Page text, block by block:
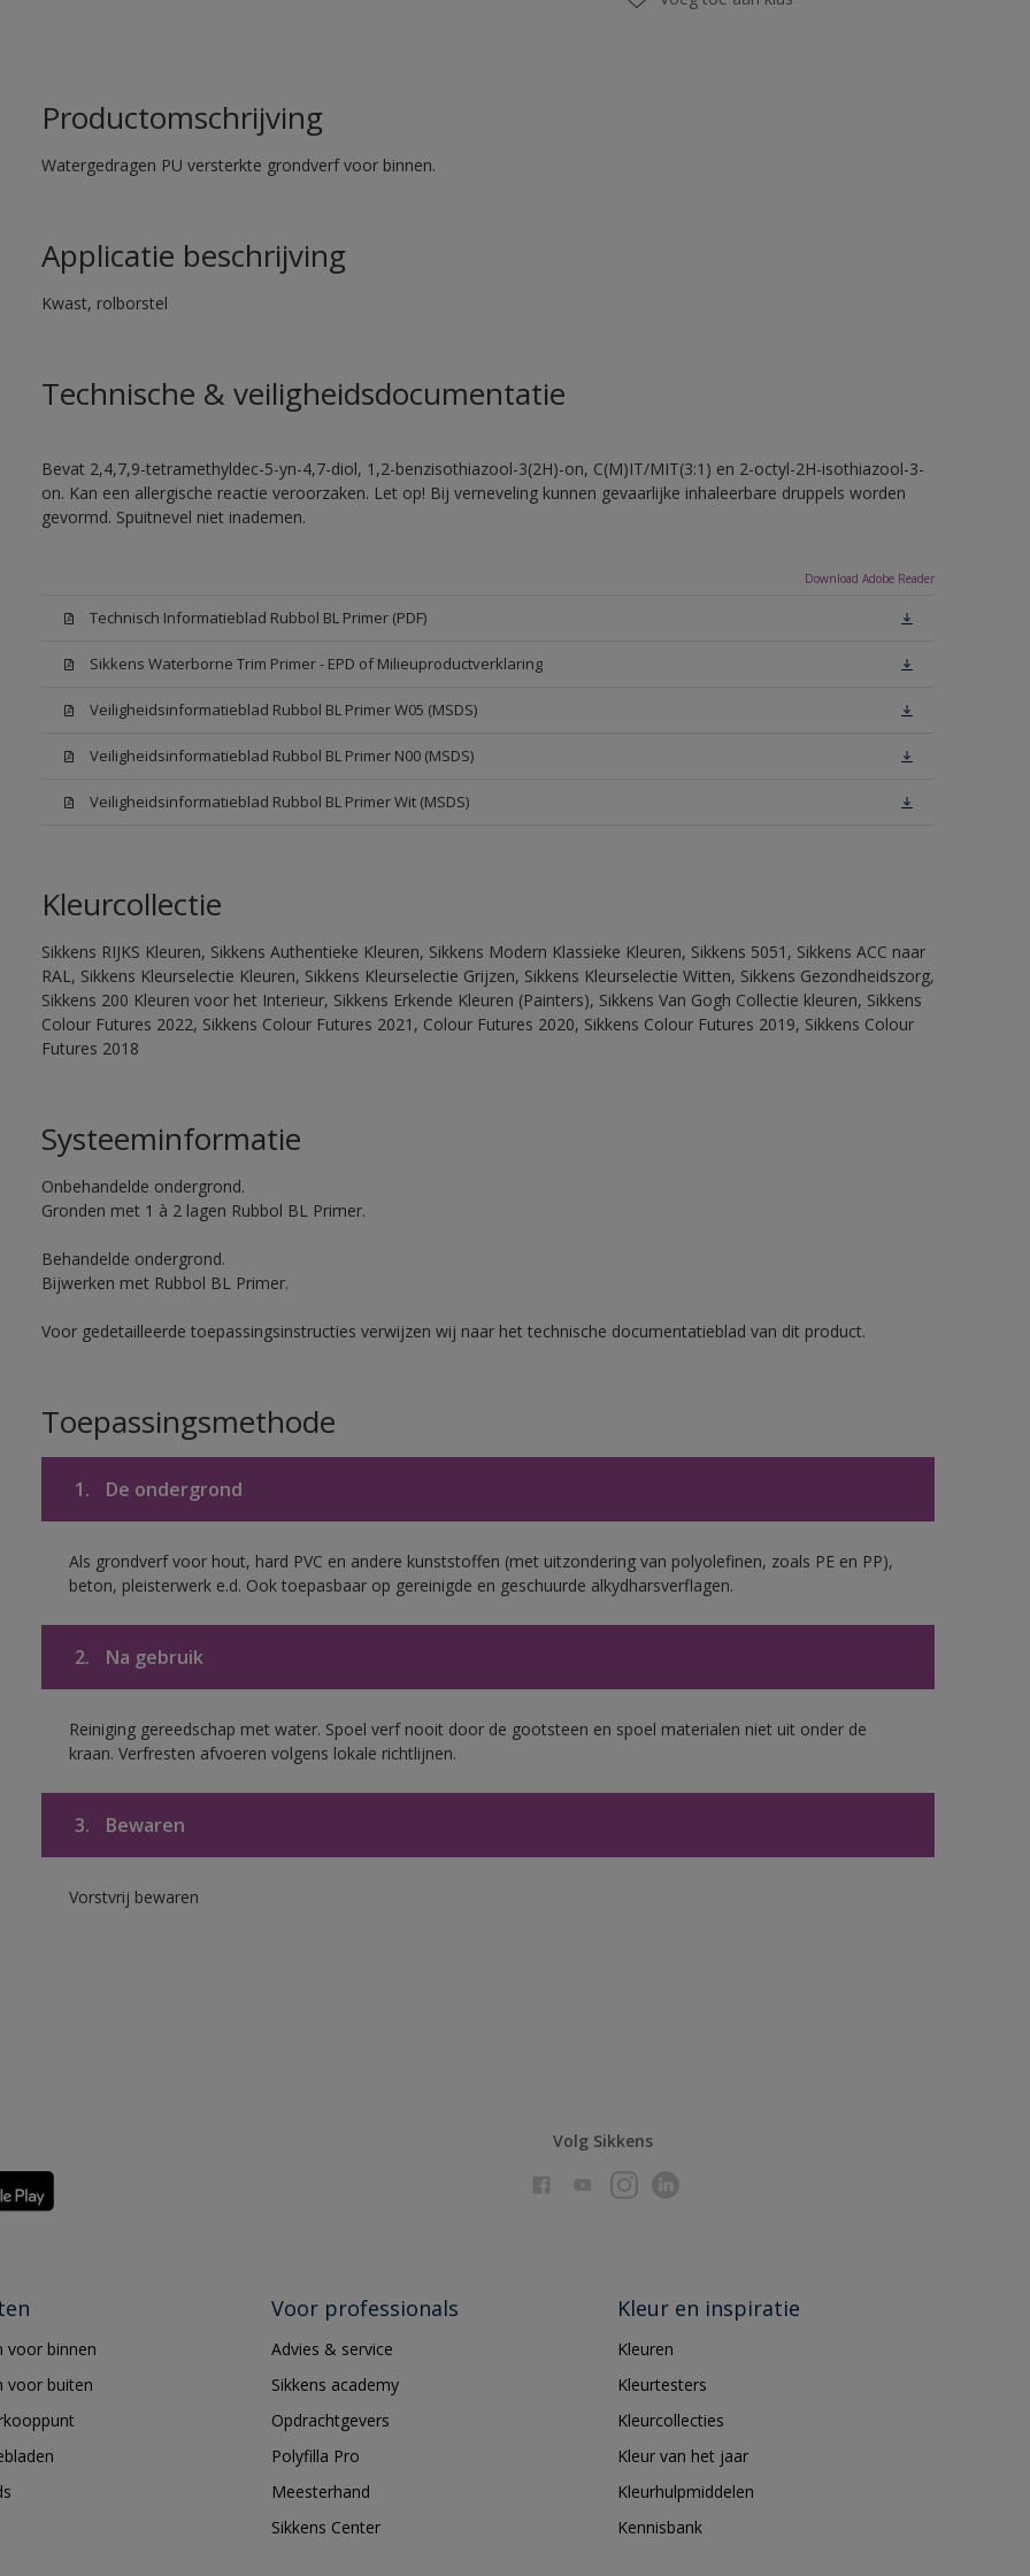
Productomschrijving
Watergedragen PU versterkte grondverf voor binnen.
Applicatie beschrijving
Kwast, rolborstel
Technische & veiligheidsdocumentatie
Bevat 2,4,7,9-tetramethyldec-5-yn-4,7-diol, 1,2-benzisothiazool-3(2H)-on, C(M)IT/MIT(3:1) en 2-octyl-2H-isothiazool-3-
on. Kan een allergische reactie veroorzaken. Let op! Bij verneveling kunnen gevaarlijke inhaleerbare druppels worden
gevormd. Spuitnevel niet inademen.
Download Adobe Reader
Technisch Informatieblad Rubbol BL Primer (PDF)
Sikkens Waterborne Trim Primer - EPD of Milieuproductverklaring
Veiligheidsinformatieblad Rubbol BL Primer W05 (MSDS)
Veiligheidsinformatieblad Rubbol BL Primer N00 (MSDS)
Veiligheidsinformatieblad Rubbol BL Primer Wit (MSDS)
Kleurcollectie
Sikkens RIJKS Kleuren, Sikkens Authentieke Kleuren, Sikkens Modern Klassieke Kleuren, Sikkens 5051, Sikkens ACC naar
RAL, Sikkens Kleurselectie Kleuren, Sikkens Kleurselectie Grijzen, Sikkens Kleurselectie Witten, Sikkens Gezondheidszorg,
Sikkens 200 Kleuren voor het Interieur, Sikkens Erkende Kleuren (Painters), Sikkens Van Gogh Collectie kleuren, Sikkens
Colour Futures 2022, Sikkens Colour Futures 2021, Colour Futures 2020, Sikkens Colour Futures 2019, Sikkens Colour
Futures 2018
Systeeminformatie
Onbehandelde ondergrond.
Gronden met 1 à 2 lagen Rubbol BL Primer.
Behandelde ondergrond.
Bijwerken met Rubbol BL Primer.
Voor gedetailleerde toepassingsinstructies verwijzen wij naar het technische documentatieblad van dit product.
Toepassingsmethode
1. De ondergrond
Als grondverf voor hout, hard PVC en andere kunststoffen (met uitzondering van polyolefinen, zoals PE en PP),
beton, pleisterwerk e.d. Ook toepasbaar op gereinigde en geschuurde alkydharsverflagen.
2. Na gebruik
Reiniging gereedschap met water. Spoel verf nooit door de gootsteen en spoel materialen niet uit onder de
kraan. Verfresten afvoeren volgens lokale richtlijnen.
3. Bewaren
Vorstvrij bewaren
Volg Sikkens
voor binnen
voor buiten
Voor professionals
Advies & service
Sikkens academy
Opdrachtgevers
Polyfilla Pro
Meesterhand
Sikkens Center
Kleur en inspiratie
Kleuren
Kleurtesters
Kleurcollecties
Kleur van het jaar
Kleurhulpmiddelen
Kennisbank